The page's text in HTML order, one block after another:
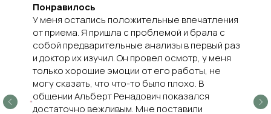
Понравилось
У меня остались положительные впечатления
от приема. Я пришла с проблемой и брала с
собой предварительные анализы в первый раз
и доктор их изучил. Он провел осмотр, у меня
только хорошие эмоции от его работы, не
могу сказать, что что-то было плохо. В
общении Альберт Ренадович показался
достаточно вежливым. Мне поставили